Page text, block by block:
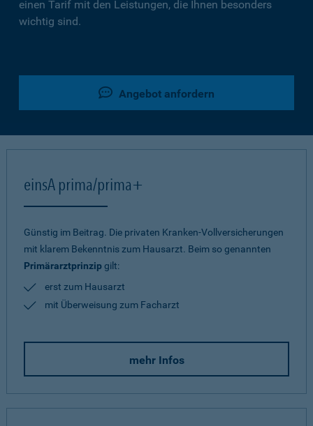
einen Tarif mit den Leistungen, die Ihnen besonders
wichtig sind.
Angebot anfordern
einsA prima/prima+
Günstig im Beitrag. Die privaten Kranken-Vollversicherungen
mit klarem Bekenntnis zum Hausarzt. Beim so genannten
Primärarztprinzipgilt:
erst zum Hausarzt
mit Überweisung zum Facharzt
mehr Infos